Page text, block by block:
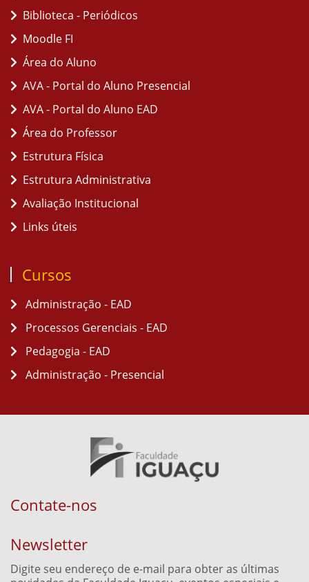
Biblioteca - Periódicos
Moodle FI
Área do Aluno
AVA - Portal do Aluno Presencial
AVA - Portal do Aluno EAD
Área do Professor
Estrutura Física
Estrutura Administrativa
Avaliação Institucional
Links úteis
Cursos
Administração - EAD
Processos Gerenciais - EAD
Pedagogia - EAD
Administração - Presencial
Contate-nos
Newsletter
Digite seu endereço de e-mail para obter as últimas